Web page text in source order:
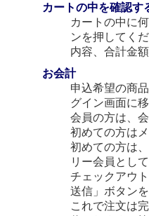
カートの中を確認す
カートの中に
ンを押してくだ
内容、合計金
お会計
申込希望の商
グイン画面に移
会員の方は、
初めての方は
初めての方は
リー会員とし
チェックアウ
送信」ボタン
これで注文は